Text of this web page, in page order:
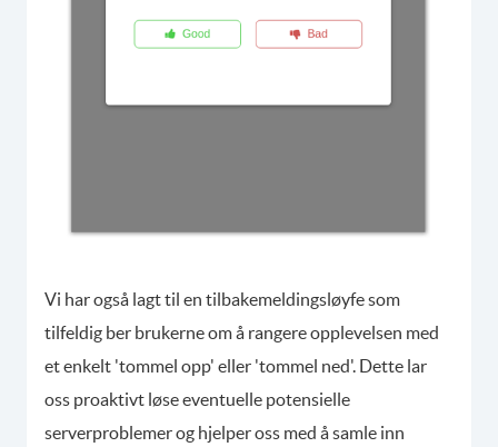
Vi har også lagt til en tilbakemeldingsløyfe som
tilfeldig ber brukerne om å rangere opplevelsen med
et enkelt 'tommel opp' eller 'tommel ned'. Dette lar
oss proaktivt løse eventuelle potensielle
serverproblemer og hjelper oss med å samle inn